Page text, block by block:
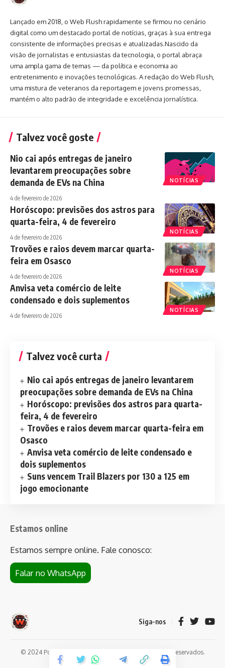
Lançado em 2018, o Web Flush rapidamente se firmou no cenário
digital como um destacado portal de notícias, graças à sua entrega
consistente de informações precisas e atualizadas.Nascido da
visão de jornalistas e entusiastas da tecnologia, o portal abraça
uma ampla gama de temas — da política e economia ao
entretenimento e inovações tecnológicas. A redação do Web Flush,
uma mistura de veteranos da reportagem e jovens promessas,
mantém o alto padrão de integridade e excelência jornalística.
Talvez você goste
NOTÍCIAS
Nio cai após entregas de janeiro
levantarem preocupações sobre
demanda de EVs na China
4 de fevereiro de 2026
NOTÍCIAS
Horóscopo: previsões dos astros para
quarta-feira, 4 de fevereiro
4 de fevereiro de 2026
NOTÍCIAS
Trovões e raios devem marcar quarta-
feira em Osasco
4 de fevereiro de 2026
NOTÍCIAS
Anvisa veta comércio de leite
condensado e dois suplementos
4 de fevereiro de 2026
Talvez você curta
Nio cai após entregas de janeiro levantarem
preocupações sobre demanda de EVs na China
Horóscopo: previsões dos astros para quarta-
feira, 4 de fevereiro
Trovões e raios devem marcar quarta-feira em
Osasco
Anvisa veta comércio de leite condensado e
dois suplementos
Suns vencem Trail Blazers por 130 a 125 em
jogo emocionante
Estamos online
Estamos sempre online. Fale conosco:
Falar no WhatsApp
Siga-nos
© 2024 Portal de notícias Web Flush. Todos os direitos reservados.
Conheça
Bet da Sorte.